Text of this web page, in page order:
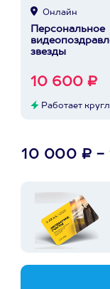
Онлайн
Персональное
звезды
10 600 ₽
Работает
10 000 ₽ -